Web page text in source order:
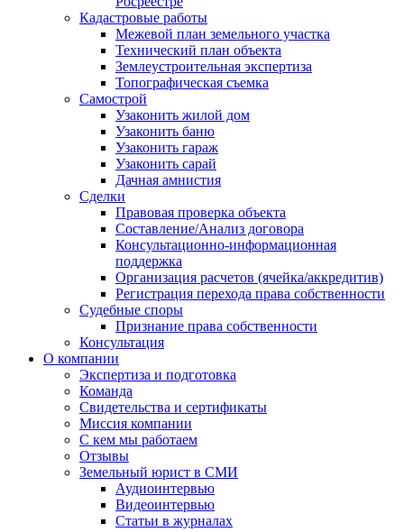
Кадастровые работы
Межевой план земельного участка
Технический план объекта
Землеустроительная экспертиза
Топографическая съемка
Самострой
Узаконить жилой дом
Узаконить баню
Узаконить гараж
Узаконить сарай
Дачная амнистия
Сделки
Правовая проверка объекта
Составление/Анализ договора
Консультационно-информационная
поддержка
Организация расчетов (ячейка/аккредитив)
Регистрация перехода права собственности
Судебные споры
Признание права собственности
Консультация
О компании
Экспертиза и подготовка
Команда
Свидетельства и сертификаты
Миссия компании
С кем мы работаем
Отзывы
Земельный юрист в СМИ
Аудиоинтервью
Видеоинтервью
Статьи в журналах